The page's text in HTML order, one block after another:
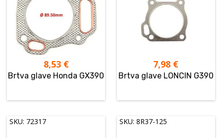
8,53 €
Brtva glave Honda GX390
7,98 €
Brtva glave LONCIN G390
SKU: 72317 SKU: 8R37-125